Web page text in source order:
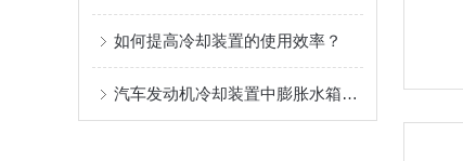
如何提高冷却装置的使用效率？
汽车发动机冷却装置中膨胀水箱的作用是什么？